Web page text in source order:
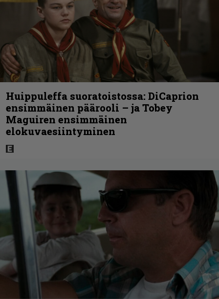
Huippuleffa suoratoistossa: DiCaprion
ensimmäinen päärooli – ja Tobey
Maguiren ensimmäinen
elokuvaesiintyminen